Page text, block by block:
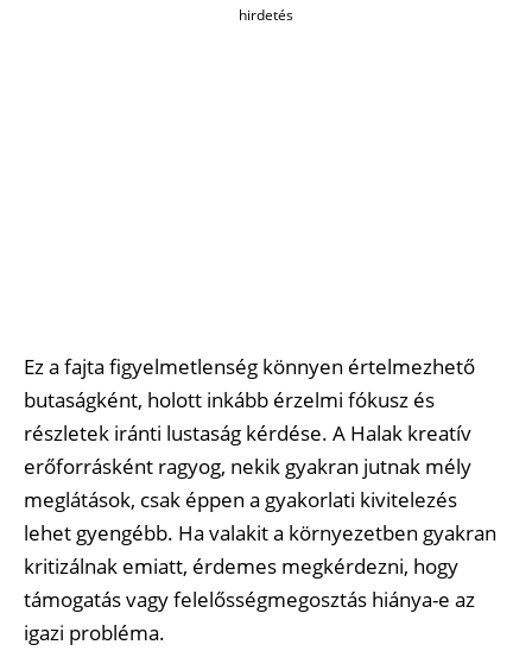
hirdetés
Ez a fajta figyelmetlenség könnyen értelmezhető
butaságként, holott inkább érzelmi fókusz és
részletek iránti lustaság kérdése. A Halak kreatív
erőforrásként ragyog, nekik gyakran jutnak mély
meglátások, csak éppen a gyakorlati kivitelezés
lehet gyengébb. Ha valakit a környezetben gyakran
kritizálnak emiatt, érdemes megkérdezni, hogy
támogatás vagy felelősségmegosztás hiánya-e az
igazi probléma.